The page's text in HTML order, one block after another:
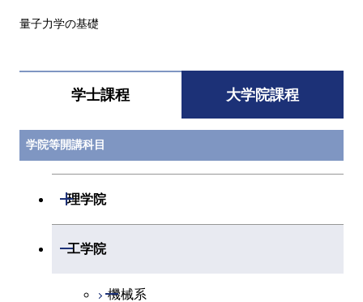
量子力学の基礎
学士課程 大学院課程
学院等開講科目
理学院
開閉
物理学系
工学院
開閉
機械系
開閉